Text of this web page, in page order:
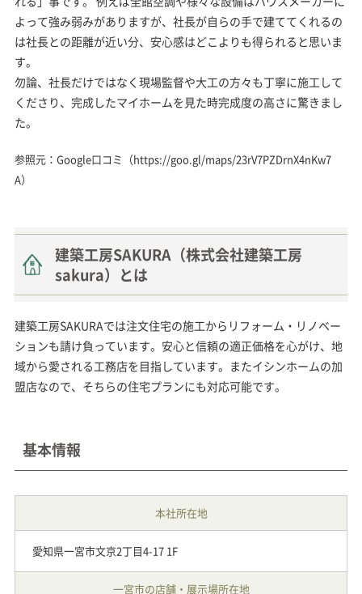
よって強み弱みがありますが、社長が自らの手で建ててくれるの
は社長との距離が近い分、安心感はどこよりも得られると思いま
す。
勿論、社長だけではなく現場監督や大工の方々も丁寧に施工して
くださり、完成したマイホームを見た時完成度の高さに驚きまし
た。
参照元：Google口コミ（https://goo.gl/maps/23rV7PZDrnX4nKw7
A）
建築工房SAKURA（株式会社建築工房
sakura）とは
建築工房SAKURAでは注文住宅の施工からリフォーム・リノベー
ションも請け負っています。安心と信頼の適正価格を心がけ、地
域から愛される工務店を目指しています。またイシンホームの加
盟店なので、そちらの住宅プランにも対応可能です。
基本情報
本社所在地
愛知県一宮市文京2丁目4-17 1F
一宮市の店舗・展示場所在地